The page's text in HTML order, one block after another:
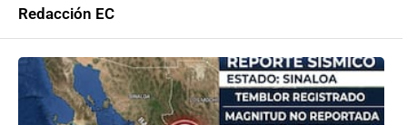
Redacción EC